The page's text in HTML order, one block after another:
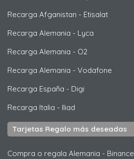
Recarga Afganistan - Etisalat
Recarga Alemania - Lyca
Recarga Alemania - O2
Recarga Alemania - Vodafone
Recarga España - Digi
Recarga Italia - Iliad
Tarjetas Regalo más deseadas
Compra o regala Alemania - Binance